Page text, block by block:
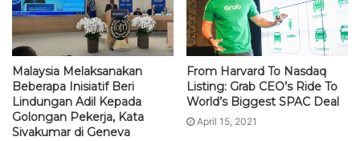
Malaysia Melaksanakan
Beberapa Inisiatif Beri
Lindungan Adil Kepada
Golongan Pekerja, Kata
Sivakumar di Geneva
From Harvard To Nasdaq
Listing: Grab CEO’s Ride To
World’s Biggest SPAC Deal
April 15, 2021